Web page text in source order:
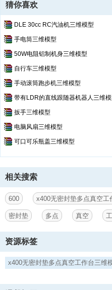
猜你喜欢
DLE 30cc RC汽油机三维模型
手电筒三维模型
50W电阻铝制机身三维模型
自行车三维模型
手动滚筒跑步机三维模型
带有LDR的直线跟随器机器人三维
扳手三维模型
电脑风扇三维模型
可口可乐瓶盖三维模型
相关搜索
600 x400无密封垫多点真空工
密封垫 多点 真空
资源标签
x400无密封垫多点真空工作台三维